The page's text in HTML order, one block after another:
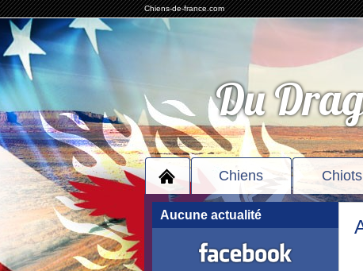
Chiens-de-france.com
Du
Chiens Chiots
Aucune actualité